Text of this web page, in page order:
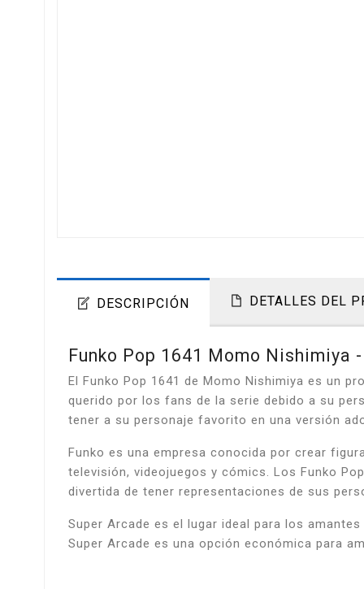
DESCRIPCIÓN DETALLES DEL
Funko Pop 1641 Momo Nishimiya
El Funko Pop 1641 de Momo Nishimiya es un
querido por los fans de la serie debido a su
tener a su personaje favorito en una versión
Funko es una empresa conocida por crear
televisión, videojuegos y cómics. Los Funko
divertida de tener representaciones de sus
Super Arcade es el lugar ideal para los
Super Arcade es una opción económica para